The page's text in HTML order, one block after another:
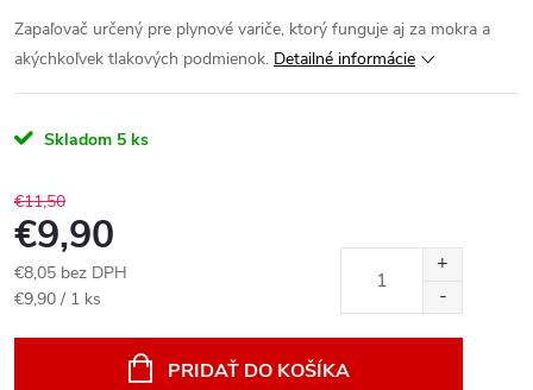
Zapaľovač určený pre plynové variče, ktorý funguje aj za mokra a
akýchkoľvek tlakových podmienok. Detailné informácie
Skladom 5 ks
€11,50
€9,90
€8,05 bez DPH
Jednotková
€9,90 / 1 ks
PRIDAŤ DO KOŠÍKA